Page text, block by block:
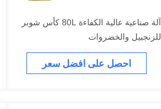
آلة صناعية عالية الكفاءة 80L كأس شوبر
للزنجبيل والخضروات
احصل على افضل سعر